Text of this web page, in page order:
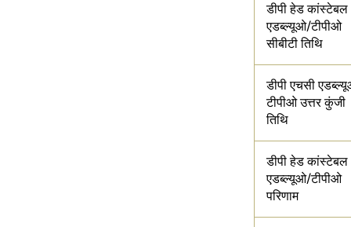
डीपी हेड कांस्टेबल
एडब्ल्यूओ/टीपीओ
सीबीटी तिथि
डीपी एचसी
टीपीओ उत्तर कुंजी
तिथि
डीपी हेड कांस्टेबल
एडब्ल्यूओ/टीपीओ
परिणाम